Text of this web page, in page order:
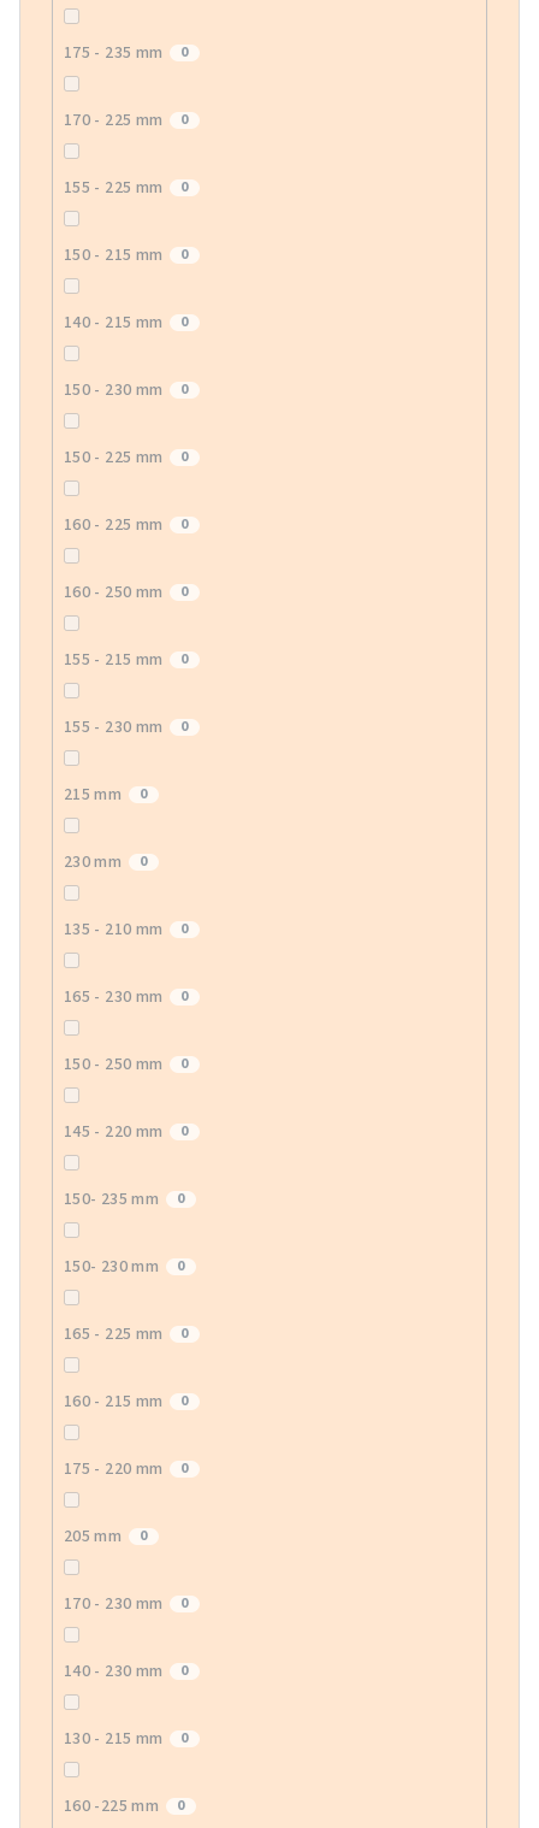
175 - 235 mm 0
170 - 225 mm 0
155 - 225 mm 0
150 - 215 mm 0
140 - 215 mm 0
150 - 230 mm 0
150 - 225 mm 0
160 - 225 mm 0
160 - 250 mm 0
155 - 215 mm 0
155 - 230 mm 0
215 mm 0
230 mm 0
135 - 210 mm 0
165 - 230 mm 0
150 - 250 mm 0
145 - 220 mm 0
150- 235 mm 0
150- 230 mm 0
165 - 225 mm 0
160 - 215 mm 0
175 - 220 mm 0
205 mm 0
170 - 230 mm 0
140 - 230 mm 0
130 - 215 mm 0
160 -225 mm 0